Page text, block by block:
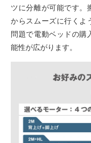
ツに分離が可能です。
からスムーズに行くよ
問題で電動ベッドの購
能性が広がります。